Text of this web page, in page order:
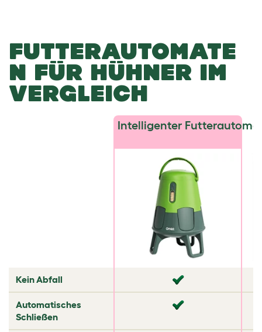
FUTTERAUTOMATE
N FÜR HÜHNER IM
VERGLEICH
Kein Abfall
Automatisches
Schließen
Intelligenter
✘
✘